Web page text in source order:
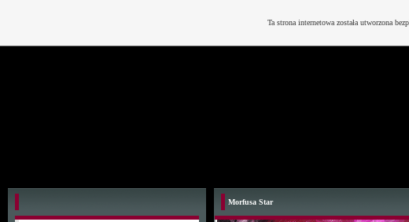
Morfusa Star
Ta strona internetowa została utworzona